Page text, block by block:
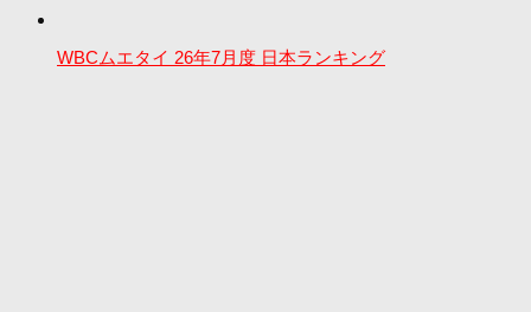
WBCムエタイ 26年7月度 日本ランキング